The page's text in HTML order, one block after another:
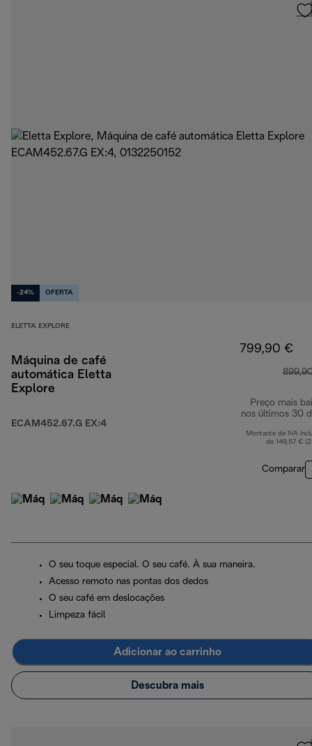
-24% OFERTA
ELETTA EXPLORE
Máquina de café
automática Eletta
Explore
ECAM452.67.G EX:4
799,90 €
Preço mais
nos últimos 30
Montante de IVA
de 149,57 €
Comparar
O seu toque especial. O seu café. À sua maneira.
Acesso remoto nas pontas dos dedos
O seu café em deslocações
Limpeza fácil
Adicionar ao carrinho
Descubra mais